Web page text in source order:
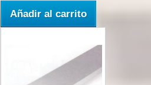
Añadir al carrito